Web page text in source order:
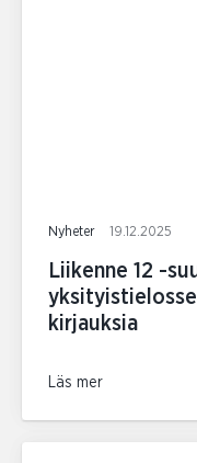
Nyheter 19.12.2025
Liikenne 12 -
kirjauksia
Läs mer